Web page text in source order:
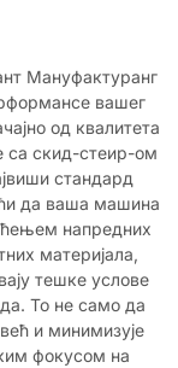
Мануфактуранг
вашег
од квалитета
са скид-стеир-ом
стандард
да ваша машина
напредних
материјала,
тешке услове
То не само да
и минимизује
фокусом на